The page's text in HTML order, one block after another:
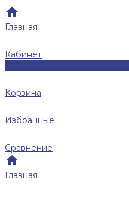
Главная
Кабинет
Корзина
Избранные
Сравнение
Главная